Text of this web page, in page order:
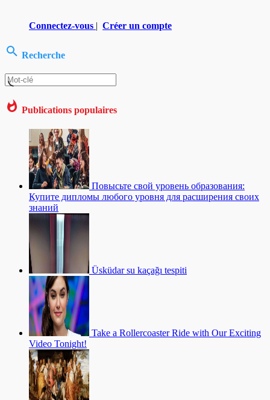
Connectez-vous | Créer un compte
Recherche
Publications populaires
Повысьте свой уровень образования:
Купите дипломы любого уровня для расширения своих
знаний
Üsküdar su kaçağı tespiti
Take a Rollercoaster Ride with Our Exciting
Video Tonight!